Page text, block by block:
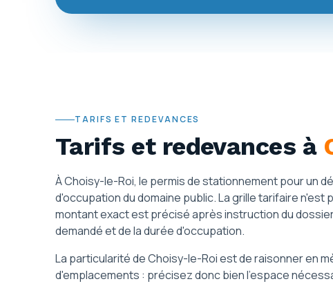
TARIFS ET REDEVANCES
Tarifs et redevances à
À Choisy-le-Roi, le permis de stationnement pour un
d'occupation du domaine public. La grille tarifaire n'est
montant exact est précisé après instruction du
demandé et de la durée d'occupation.
La particularité de Choisy-le-Roi est de raisonner en
d'emplacements : précisez donc bien l'espace